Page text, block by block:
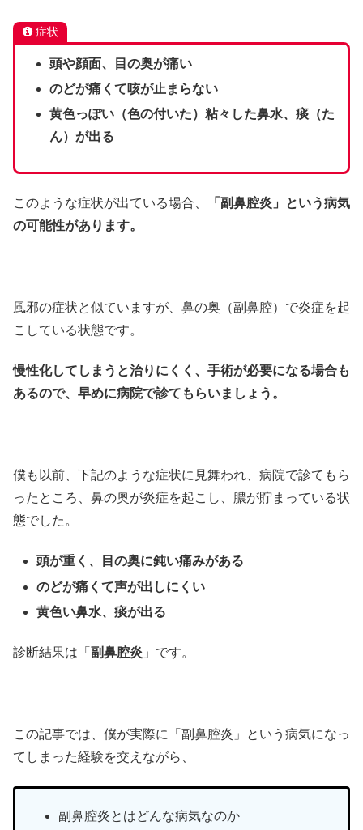
症状
頭や顔面、目の奥が痛い
のどが痛くて咳が止まらない
黄色っぽい（色の付いた）粘々した鼻水、痰（た
ん）が出る
このような症状が出ている場合、
「副鼻腔炎」という病気
の可能性があります。
風邪の症状と似ていますが、鼻の奥（副鼻腔）で炎症を起
こしている状態です。
慢性化してしまうと治りにくく、手術が必要になる場合も
あるので、早めに病院で診てもらいましょう。
僕も以前、下記のような症状に見舞われ、病院で診てもら
ったところ、鼻の奥が炎症を起こし、膿が貯まっている状
態でした。
頭が重く、目の奥に鈍い痛みがある
のどが痛くて声が出しにくい
黄色い鼻水、痰が出る
診断結果は「 副鼻腔炎 」です。
この記事では、僕が実際に「副鼻腔炎」という病気になっ
てしまった経験を交えながら、
副鼻腔炎とはどんな病気なのか